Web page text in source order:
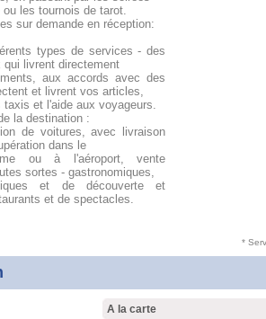
les tournois de tarot.
sur demande en réception:
types de services - des
qui livrent directement
aux accords avec des
et livrent vos articles,
taxis et l'aide aux voyageurs.
la destination :
de voitures, avec livraison
dans le
ou à l'aéroport, vente
sortes - gastronomiques,
et de découverte et
et de spectacles.
*
A la carte